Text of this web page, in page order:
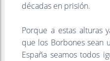
décadas en prisión.
Porque a estas alturas
que los Borbones sean
España seamos todos